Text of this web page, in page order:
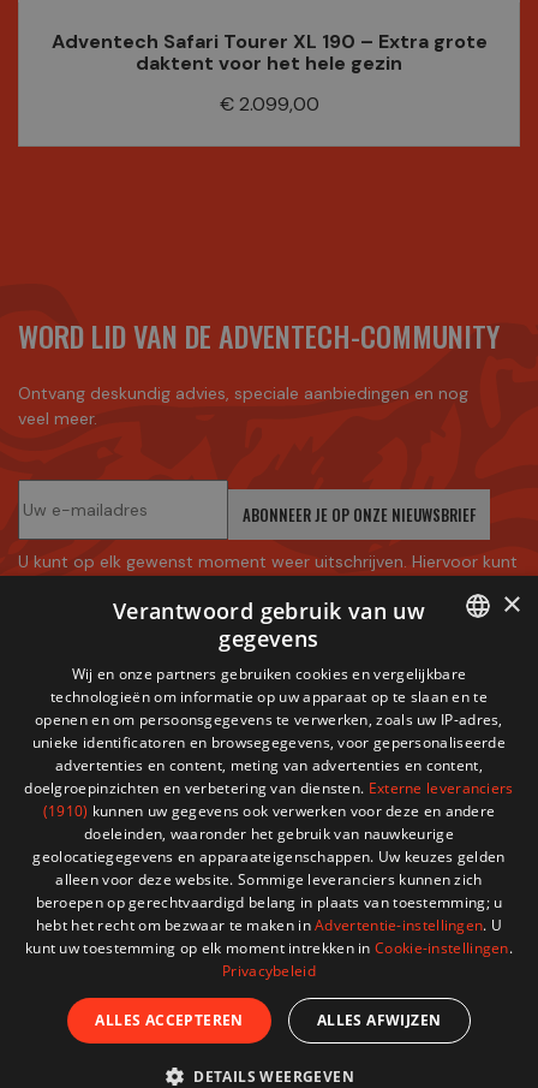
Adventech Safari Tourer XL 190 – Extra grote
daktent voor het hele gezin
Prijs
€ 2.099,00
WORD LID VAN DE ADVENTECH-COMMUNITY
Ontvang deskundig advies, speciale aanbiedingen en nog
veel meer.
ABONNEER JE OP ONZE NIEUWSBRIEF
U kunt op elk gewenst moment weer uitschrijven. Hiervoor kunt
voorwaarden.
vertrouwelijkheidsbeleid
Getest op
Duurzaamheid
Veilige Verzending
Toegewijde
Ondersteuning
FRENCH
×
Verantwoord gebruik van uw
gegevens
Wij en onze partners gebruiken cookies en vergelijkbare
technologieën om informatie op uw apparaat op te slaan en te
openen en om persoonsgegevens te verwerken, zoals uw IP-adres,
unieke identificatoren en browsegegevens, voor gepersonaliseerde
advertenties en content, meting van advertenties en content,
doelgroepinzichten en verbetering van diensten. Externe leveranciers
(1910) kunnen uw gegevens ook verwerken voor deze en andere
doeleinden, waaronder het gebruik van nauwkeurige
geolocatiegegevens en apparaateigenschappen. Uw keuzes gelden
alleen voor deze website. Sommige leveranciers kunnen zich
beroepen op gerechtvaardigd belang in plaats van toestemming; u
hebt het recht om bezwaar te maken inAdvertentie-instellingen. U
kunt uw toestemming op elk moment intrekken inCookie-instellingen.
Privacybeleid
ALLES ACCEPTEREN ALLES AFWIJZEN
DETAILS WEERGEVEN